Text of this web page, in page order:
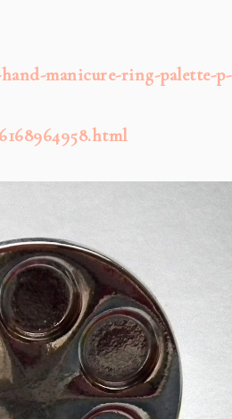
manicure-ring-palette-p-